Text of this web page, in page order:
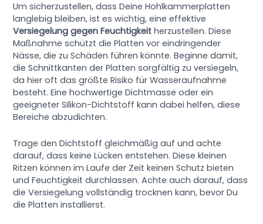
Um sicherzustellen, dass Deine Hohlkammerplatten
langlebig bleiben, ist es wichtig, eine effektive
Versiegelung gegen Feuchtigkeit herzustellen. Diese
Maßnahme schützt die Platten vor eindringender
Nässe, die zu Schäden führen könnte. Beginne damit,
die Schnittkanten der Platten sorgfältig zu versiegeln,
da hier oft das größte Risiko für Wasseraufnahme
besteht. Eine hochwertige Dichtmasse oder ein
geeigneter Silikon-Dichtstoff kann dabei helfen, diese
Bereiche abzudichten.
Trage den Dichtstoff gleichmäßig auf und achte
darauf, dass keine Lücken entstehen. Diese kleinen
Ritzen können im Laufe der Zeit keinen Schutz bieten
und Feuchtigkeit durchlassen. Achte auch darauf, dass
die Versiegelung vollständig trocknen kann, bevor Du
die Platten installierst.